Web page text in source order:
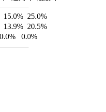
25.0%
20.5%
0.0%